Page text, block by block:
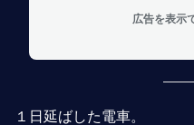
広告を表示
１日延ばした電車。